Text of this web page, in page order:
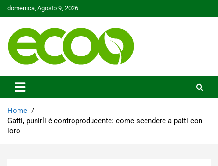
Skip
to
domenica, Agosto 9, 2026
Ecoo.it
Home
Gatti, punirli è controproducente: come scendere a patti con
loro